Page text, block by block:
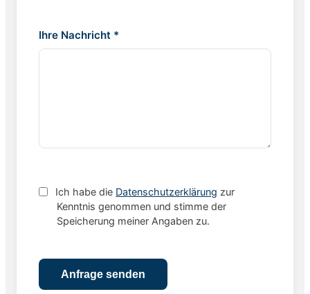
Ihre Nachricht *
Ich habe die Datenschutzerklärung zur
Kenntnis genommen und stimme der
Speicherung meiner Angaben zu.